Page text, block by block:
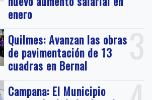
enero
3
Quilmes: Avanzan las obras
de pavimentación de 13
cuadras en Bernal
Campana: El Municipio